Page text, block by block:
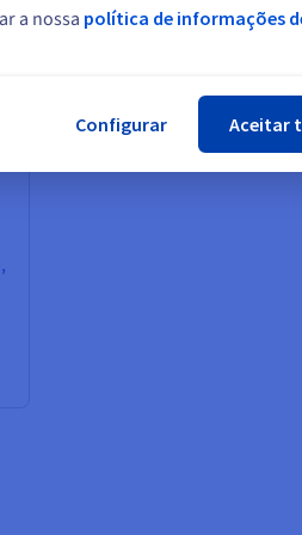
a nossa política de informações
Configurar Aceitar